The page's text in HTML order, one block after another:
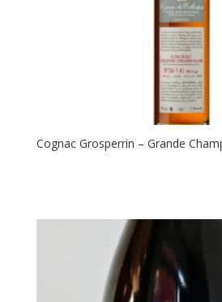
Cognac Grosperrin – Grande